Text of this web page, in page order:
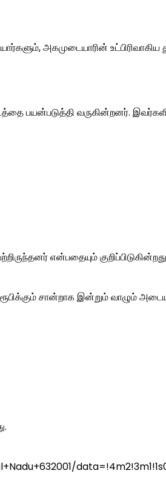
அகமுடையாரின் உட்பிரிவாகிய
பயன்படுத்தி வருகின்றனர்.
என்பதையும்
சான்றாக இன்றும் வாழும்